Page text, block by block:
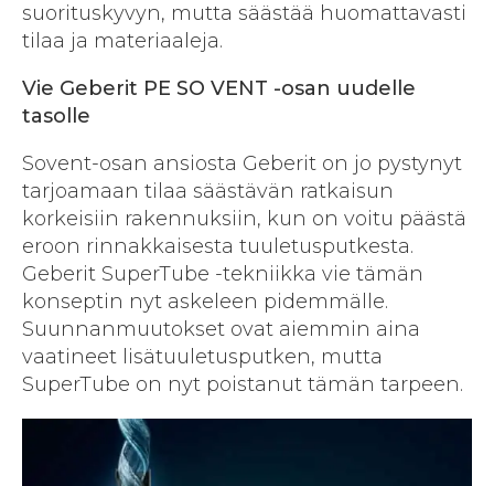
suorituskyvyn, mutta säästää huomattavasti
tilaa ja materiaaleja.
Vie Geberit PE SO VENT -osan uudelle
tasolle
Sovent-osan ansiosta Geberit on jo pystynyt
tarjoamaan tilaa säästävän ratkaisun
korkeisiin rakennuksiin, kun on voitu päästä
eroon rinnakkaisesta tuuletusputkesta.
Geberit SuperTube -tekniikka vie tämän
konseptin nyt askeleen pidemmälle.
Suunnanmuutokset ovat aiemmin aina
vaatineet lisätuuletusputken, mutta
SuperTube on nyt poistanut tämän tarpeen.